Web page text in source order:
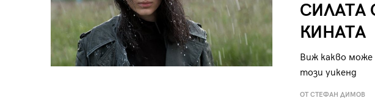
СИЛАТА
КИНАТА
Виж какво може
този уикенд
ОТ СТЕФАН ДИМОВ